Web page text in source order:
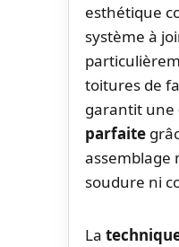
esthétique
système à
toitures de
garantit une
parfaite
assemblage
soudure ni
La